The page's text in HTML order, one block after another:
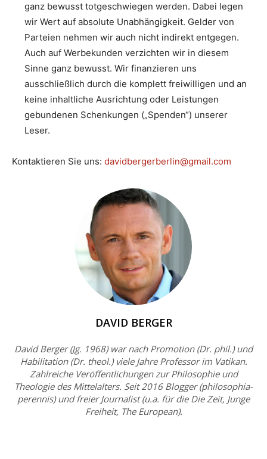
ganz bewusst totgeschwiegen werden. Dabei legen
wir Wert auf absolute Unabhängigkeit. Gelder von
Parteien nehmen wir auch nicht indirekt entgegen.
Auch auf Werbekunden verzichten wir in diesem
Sinne ganz bewusst. Wir finanzieren uns
ausschließlich durch die komplett freiwilligen und an
keine inhaltliche Ausrichtung oder Leistungen
gebundenen Schenkungen („Spenden“) unserer
Leser.
Kontaktieren Sie uns: davidbergerberlin@gmail.com
DAVID BERGER
David Berger (Jg. 1968) war nach Promotion (Dr. phil.) und
Habilitation (Dr. theol.) viele Jahre Professor im Vatikan.
Zahlreiche Veröffentlichungen zur Philosophie und
Theologie des Mittelalters. Seit 2016 Blogger (philosophia-
perennis) und freier Journalist (u.a. für die Die Zeit, Junge
Freiheit, The European).